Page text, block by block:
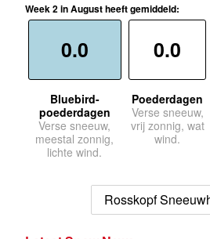
Week 2 in August heeft gemiddeld:
0.0
Bluebird-
poederdagen
Verse sneeuw,
meestal zonnig,
lichte wind.
0.0
Poederdagen
Verse sneeuw,
vrij zonnig, wat
wind.
Rosskopf